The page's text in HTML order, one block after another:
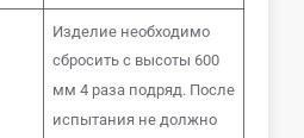
Изделие необходимо
сбросить с высоты 600
мм 4 раза подряд. После
испытания не должно